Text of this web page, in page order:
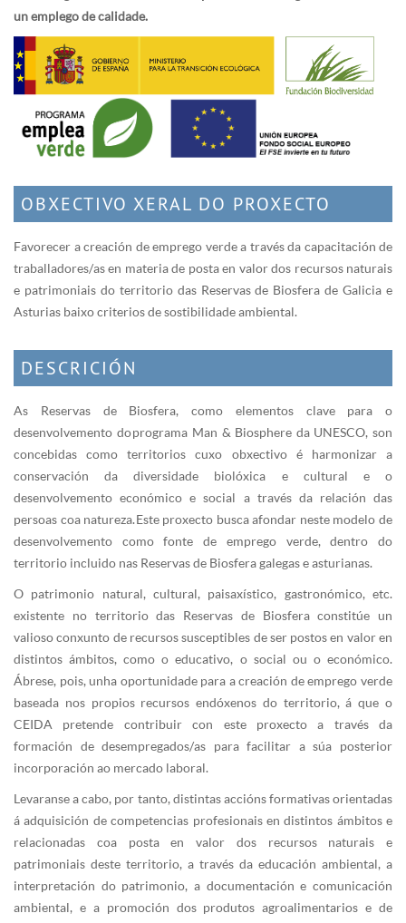
un emplego de calidade.
OBXECTIVO XERAL DO PROXECTO
Favorecer a creación de emprego verde a través da capacitación de
traballadores/as en materia de posta en valor dos recursos naturais
e patrimoniais do territorio das Reservas de Biosfera de Galicia e
Asturias baixo criterios de sostibilidade ambiental.
DESCRICIÓN
As Reservas de Biosfera, como elementos clave para o
desenvolvemento do programa Man & Biosphere da UNESCO, son
concebidas como territorios cuxo obxectivo é harmonizar a
conservación da diversidade biolóxica e cultural e o
desenvolvemento económico e social a través da relación das
persoas coa natureza. Este proxecto busca afondar neste modelo de
desenvolvemento como fonte de emprego verde, dentro do
territorio incluido nas Reservas de Biosfera galegas e asturianas.
O patrimonio natural, cultural, paisaxístico, gastronómico, etc.
existente no territorio das Reservas de Biosfera constitúe un
valioso conxunto de recursos susceptibles de ser postos en valor en
distintos ámbitos, como o educativo, o social ou o económico.
Ábrese, pois, unha oportunidade para a creación de emprego verde
baseada nos propios recursos endóxenos do territorio, á que o
CEIDA pretende contribuir con este proxecto a través da
formación de desempregados/as para facilitar a súa posterior
incorporación ao mercado laboral.
Levaranse a cabo, por tanto, distintas accións formativas orientadas
á adquisición de competencias profesionais en distintos ámbitos e
relacionadas coa posta en valor dos recursos naturais e
patrimoniais deste territorio, a través da educación ambiental, a
interpretación do patrimonio, a documentación e comunicación
ambiental, e a promoción dos produtos agroalimentarios e de